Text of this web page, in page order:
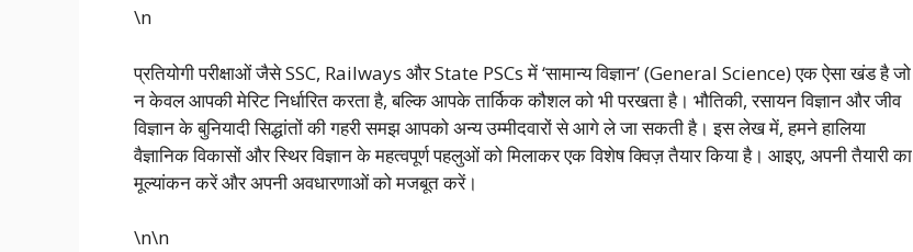
\n
प्रतियोगी परीक्षाओं जैसे SSC, Railways और State PSCs में ‘सामान्य विज्ञान’ (General Science) एक ऐसा खंड है जो
न केवल आपकी मेरिट निर्धारित करता है, बल्कि आपके तार्किक कौशल को भी परखता है। भौतिकी, रसायन विज्ञान और जीव
विज्ञान के बुनियादी सिद्धांतों की गहरी समझ आपको अन्य उम्मीदवारों से आगे ले जा सकती है। इस लेख में, हमने हालिया
वैज्ञानिक विकासों और स्थिर विज्ञान के महत्वपूर्ण पहलुओं को मिलाकर एक विशेष क्विज़ तैयार किया है। आइए, अपनी तैयारी का
मूल्यांकन करें और अपनी अवधारणाओं को मजबूत करें।
\n\n